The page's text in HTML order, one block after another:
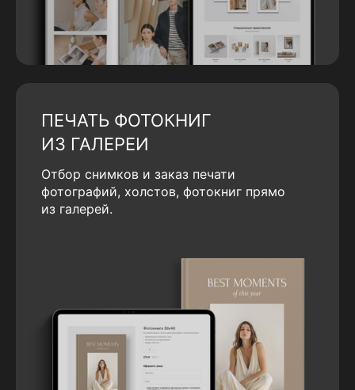
ПЕЧАТЬ ФОТОКНИГ
ИЗ ГАЛЕРЕИ
Отбор снимков и заказ печати
фотографий, холстов, фотокниг прямо
из галерей.